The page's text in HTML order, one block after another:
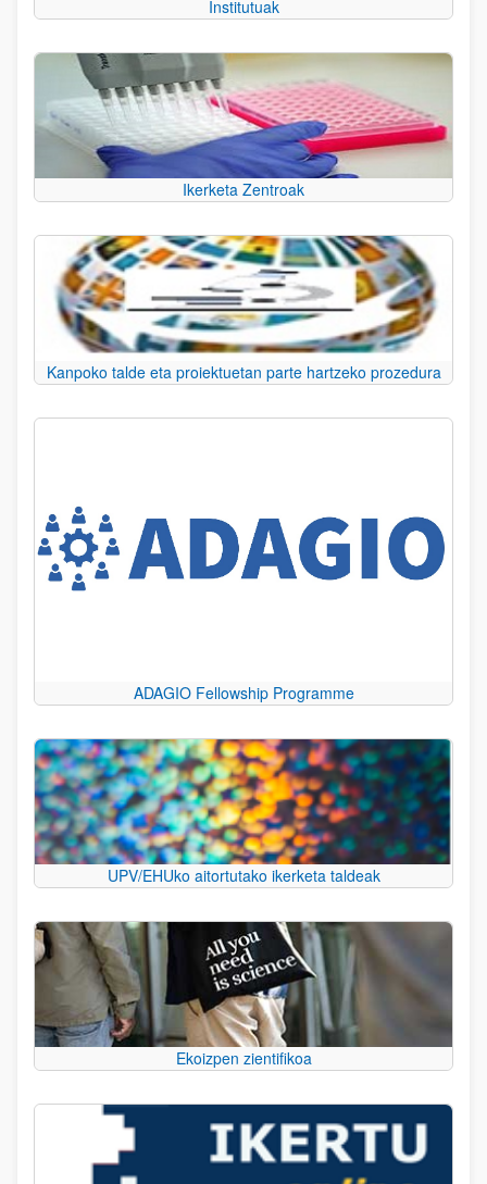
Institutuak
Ikerketa Zentroak
Kanpoko talde eta proiektuetan parte hartzeko prozedura
ADAGIO Fellowship Programme
UPV/EHUko aitortutako ikerketa taldeak
Ekoizpen zientifikoa